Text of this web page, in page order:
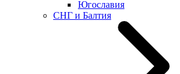
Югославия
СНГ и Балтия